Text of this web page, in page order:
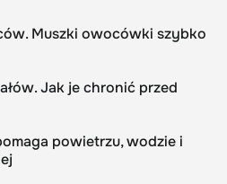
Muszki owocówki szybko
Jak je chronić przed
powietrzu, wodzie i